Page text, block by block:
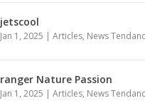
jetscool
Jan 1, 2025 |Articles, News
ranger Nature Passion
Jan 1, 2025 |Articles, News